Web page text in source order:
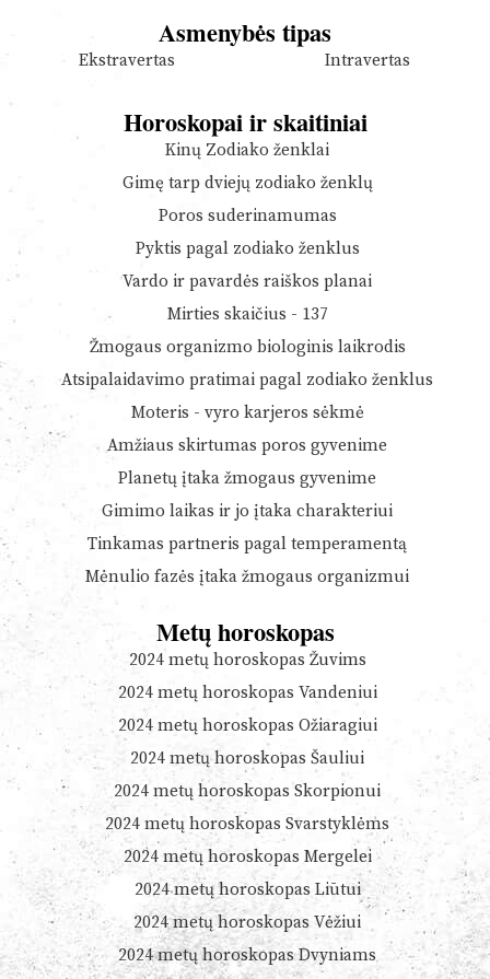
Asmenybės tipas
Ekstravertas Intravertas
Horoskopai ir skaitiniai
Kinų Zodiako ženklai
Gimę tarp dviejų zodiako ženklų
Poros suderinamumas
Pyktis pagal zodiako ženklus
Vardo ir pavardės raiškos planai
Mirties skaičius - 137
Žmogaus organizmo biologinis laikrodis
Atsipalaidavimo pratimai pagal zodiako ženklus
Moteris - vyro karjeros sėkmė
Amžiaus skirtumas poros gyvenime
Planetų įtaka žmogaus gyvenime
Gimimo laikas ir jo įtaka charakteriui
Tinkamas partneris pagal temperamentą
Mėnulio fazės įtaka žmogaus organizmui
Metų horoskopas
2024 metų horoskopas Žuvims
2024 metų horoskopas Vandeniui
2024 metų horoskopas Ožiaragiui
2024 metų horoskopas Šauliui
2024 metų horoskopas Skorpionui
2024 metų horoskopas Svarstyklėms
2024 metų horoskopas Mergelei
2024 metų horoskopas Liūtui
2024 metų horoskopas Vėžiui
2024 metų horoskopas Dvyniams